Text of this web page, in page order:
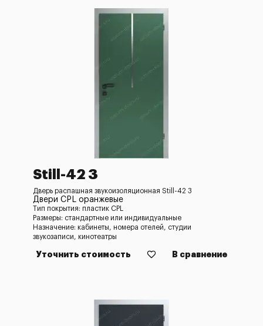
Still-42 3
Дверь распашная звукоизоляционная Still-42 3
Двери CPL оранжевые
Тип покрытия: пластик CPL
Размеры: стандартные или индивидуальные
Назначение: кабинеты, номера отелей, студии
звукозаписи, кинотеатры
Уточнить стоимость В сравнение